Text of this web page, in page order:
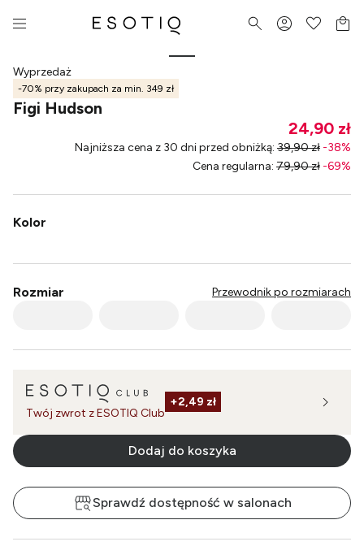
Wyprzedaż
-70% przy zakupach za min. 349 zł
Figi Hudson
24,90 zł
Najniższa cena z 30 dni przed obniżką: 39,90 zł -38%
Cena regularna: 79,90 zł -69%
Kolor
Rozmiar Przewodnik po rozmiarach
Twój zwrot z ESOTIQ Club
+2,49 zł
Dodaj do koszyka
Sprawdź dostępność w salonach